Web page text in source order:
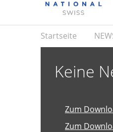
Startseite
Keine
Zum
Zum